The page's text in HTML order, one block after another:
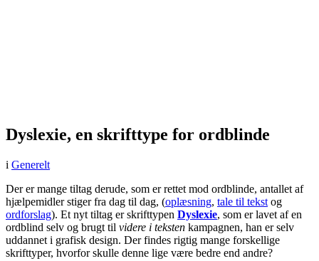
Dyslexie, en skrifttype for ordblinde
i Generelt
Der er mange tiltag derude, som er rettet mod ordblinde, antallet af
hjælpemidler stiger fra dag til dag, (oplæsning, tale til tekst og
ordforslag). Et nyt tiltag er skrifttypen Dyslexie, som er lavet af en
ordblind selv og brugt til videre i teksten kampagnen, han er selv
uddannet i grafisk design. Der findes rigtig mange forskellige
skrifttyper, hvorfor skulle denne lige være bedre end andre?